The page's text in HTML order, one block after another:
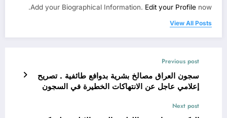
Add your Biographical Information. Edit your Profile now.
View All Posts
Previous post
سجون العراق مصالخ بشرية بدوافع طائفية . تصريح
إعلامي عاجل عن الانتهاكات الخطيرة في السجون
Next post